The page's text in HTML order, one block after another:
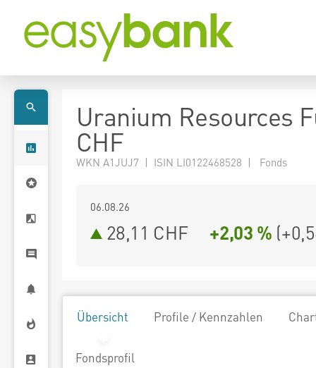
Uranium Resources
CHF
WKN A1JUJ7 | ISIN LI0122468528 | Fonds
06.08.26
28,11 CHF +2,03 % (
Übersicht Profile / Kennzahlen
Fondsprofil